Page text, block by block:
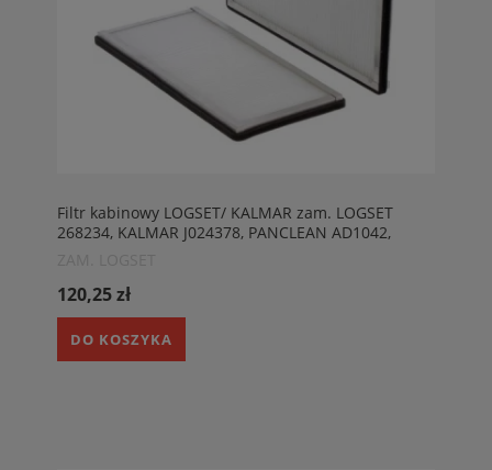
Filtr kabinowy LOGSET/ KALMAR zam. LOGSET
268234, KALMAR J024378, PANCLEAN AD1042,
120,25 zł
DO KOSZYKA